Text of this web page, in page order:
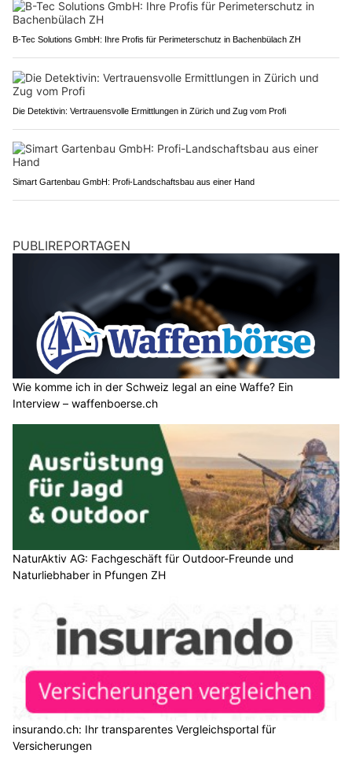
B-Tec Solutions GmbH: Ihre Profis für Perimeterschutz in Bachenbülach ZH
Die Detektivin: Vertrauensvolle Ermittlungen in Zürich und Zug vom Profi
Simart Gartenbau GmbH: Profi-Landschaftsbau aus einer Hand
PUBLIREPORTAGEN
Wie komme ich in der Schweiz legal an eine Waffe? Ein
Interview – waffenboerse.ch
NaturAktiv AG: Fachgeschäft für Outdoor-Freunde und
Naturliebhaber in Pfungen ZH
insurando.ch: Ihr transparentes Vergleichsportal für
Versicherungen